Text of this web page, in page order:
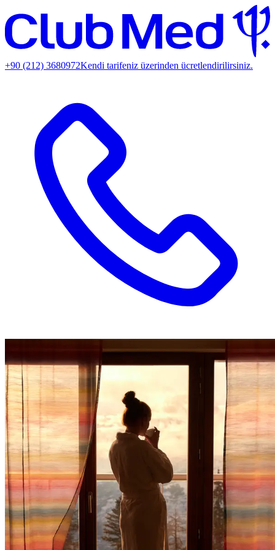
+90 (212) 3680972Kendi tarifeniz üzerinden ücretlendirilirsiniz.